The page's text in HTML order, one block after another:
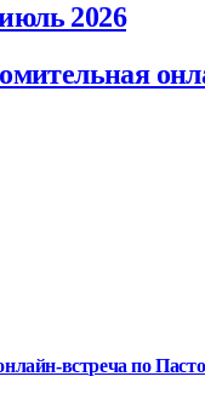
2026
встреча по